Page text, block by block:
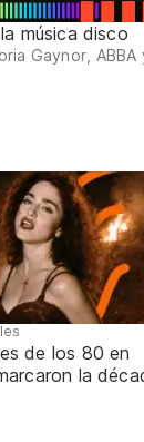
música disco
Gaynor, ABBA
de los 80 en
la